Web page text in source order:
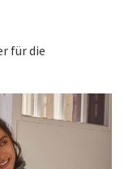
für die